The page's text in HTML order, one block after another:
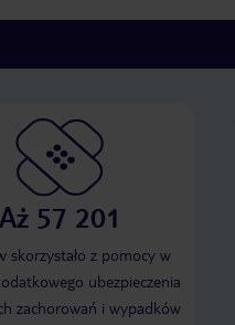
Aż 57 201
skorzystało z pomocy w
ubezpieczenia
zachorowań i wypadków